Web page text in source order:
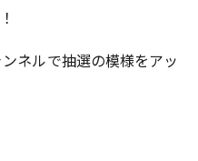
ネルで抽選の模様をアッ